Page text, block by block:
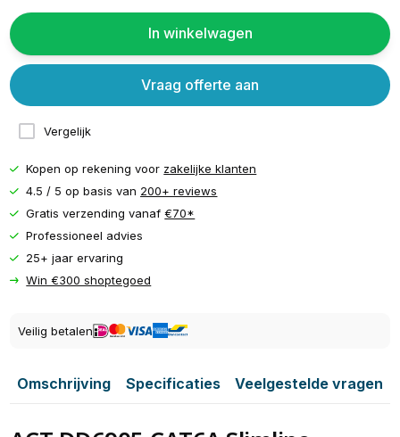
In winkelwagen
Vergelijk
Vraag offerte aan
Kopen op rekening voor zakelijke klanten
4.5 / 5 op basis van 200+ reviews
Gratis verzending vanaf€70*
Professioneel advies
25+ jaar ervaring
Win €300 shoptegoed
Veilig betalen
Omschrijving Specificaties Veelgestelde vragen